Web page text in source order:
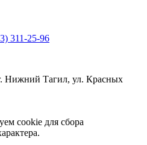
311-25-96
Нижний Тагил, ул. Красных
cookie для сбора